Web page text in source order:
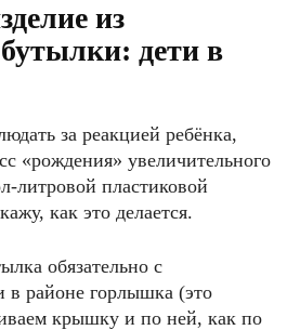
из
дети в
за реакцией ребёнка,
«рождения» увеличительного
литровой пластиковой
как это делается.
обязательно с
в районе горлышка (это
крышку и по ней, как по